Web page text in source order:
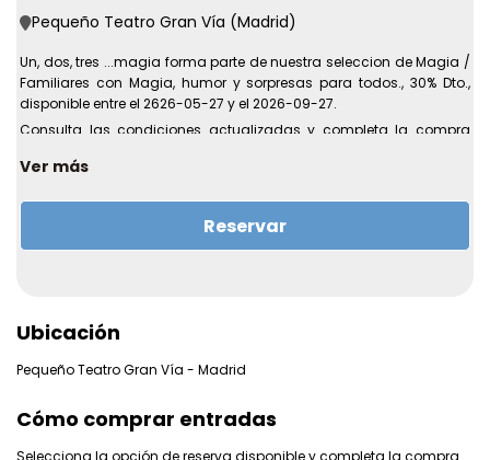
Pequeño Teatro Gran Vía (Madrid)
Un, dos, tres ...magia forma parte de nuestra seleccion de Magia /
Familiares con Magia, humor y sorpresas para todos., 30% Dto.,
disponible entre el 2626-05-27 y el 2026-09-27.
Consulta las condiciones actualizadas y completa la compra
Detalle:
Promocion:30% Dto.
Disponible desde:
Disponible hasta:
Fecha de inicio:2026-09-05.
Ver más
Reservar
Ubicación
Pequeño Teatro Gran Vía - Madrid
Cómo comprar entradas
Selecciona la opción de reserva disponible y completa la compra